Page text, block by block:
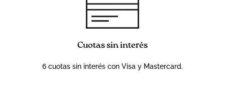
Cuotas sin interés
6 cuotas sin interés con Visa y Mastercard.